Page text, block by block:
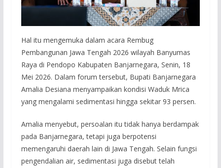
Hal itu mengemuka dalam acara Rembug
Pembangunan Jawa Tengah 2026 wilayah Banyumas
Raya di Pendopo Kabupaten Banjarnegara, Senin, 18
Mei 2026. Dalam forum tersebut, Bupati Banjarnegara
Amalia Desiana menyampaikan kondisi Waduk Mrica
yang mengalami sedimentasi hingga sekitar 93 persen.
Amalia menyebut, persoalan itu tidak hanya berdampak
pada Banjarnegara, tetapi juga berpotensi
memengaruhi daerah lain di Jawa Tengah. Selain fungsi
pengendalian air, sedimentasi juga disebut telah